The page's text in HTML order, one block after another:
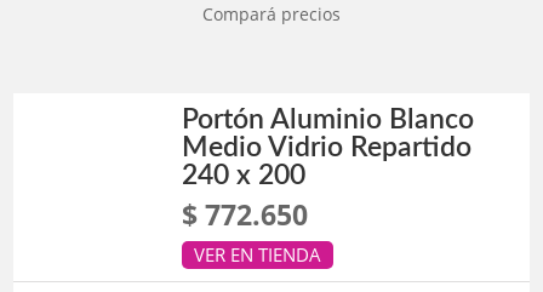
Compará precios
Portón Aluminio Blanco
Medio Vidrio Repartido
240 x 200
$ 772.650
VER EN TIENDA